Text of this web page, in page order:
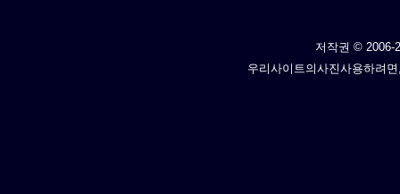
저작권 © 2006-
우리사이트의사진사용하려